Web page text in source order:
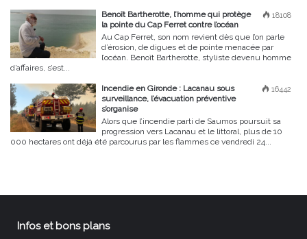
18108
Benoît Bartherotte, l’homme qui protège
la pointe du Cap Ferret contre l’océan
Au Cap Ferret, son nom revient dès que l’on parle
d’érosion, de digues et de pointe menacée par
l’océan. Benoît Bartherotte, styliste devenu homme
d’affaires, s’est...
16442
Incendie en Gironde : Lacanau sous
surveillance, l’évacuation préventive
s’organise
Alors que l’incendie parti de Saumos poursuit sa
progression vers Lacanau et le littoral, plus de 10
000 hectares ont déjà été parcourus par les flammes ce vendredi 24...
Infos et bons plans